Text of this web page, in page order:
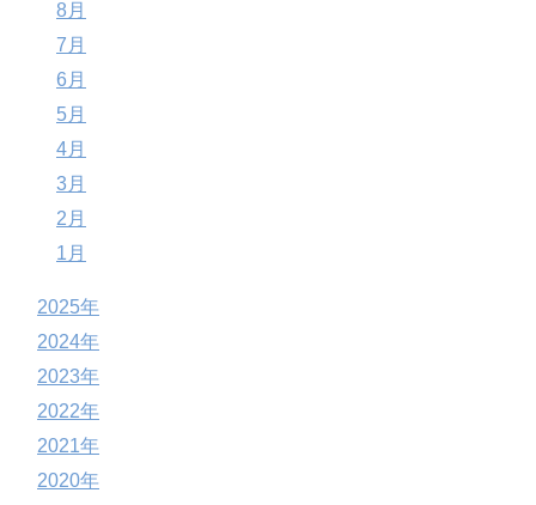
8月
7月
6月
5月
4月
3月
2月
1月
2025年
2024年
2023年
2022年
2021年
2020年